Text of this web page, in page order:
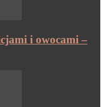
i owocami –